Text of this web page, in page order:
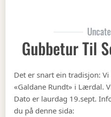
Gubbetur Til
Det er snart ein tradisjon:
«Galdane Rundt» i Lærdal.
Dato er laurdag 19.sept.
du på denne sida: